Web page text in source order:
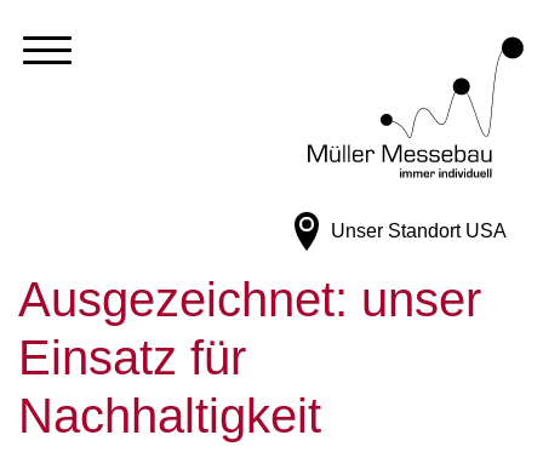
Unser Standort USA
Ausgezeichnet: unser
Einsatz für
Nachhaltigkeit